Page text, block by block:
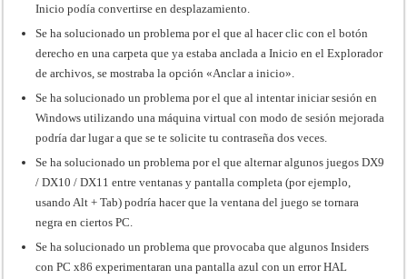
Inicio podía convertirse en desplazamiento.
Se ha solucionado un problema por el que al hacer clic con el botón
derecho en una carpeta que ya estaba anclada a Inicio en el Explorador
de archivos, se mostraba la opción «Anclar a inicio».
Se ha solucionado un problema por el que al intentar iniciar sesión en
Windows utilizando una máquina virtual con modo de sesión mejorada
podría dar lugar a que se te solicite tu contraseña dos veces.
Se ha solucionado un problema por el que alternar algunos juegos DX9
/ DX10 / DX11 entre ventanas y pantalla completa (por ejemplo,
usando Alt + Tab) podría hacer que la ventana del juego se tornara
negra en ciertos PC.
Se ha solucionado un problema que provocaba que algunos Insiders
con PC x86 experimentaran una pantalla azul con un error HAL